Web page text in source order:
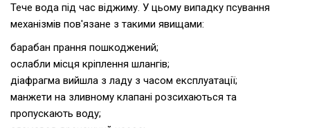
Тече вода під час віджиму. У цьому випадку псування
механізмів пов'язане з такими явищами:
барабан прання пошкоджений;
ослабли місця кріплення шлангів;
діафрагма вийшла з ладу з часом експлуатації;
манжети на зливному клапані розсихаються та
пропускають воду;